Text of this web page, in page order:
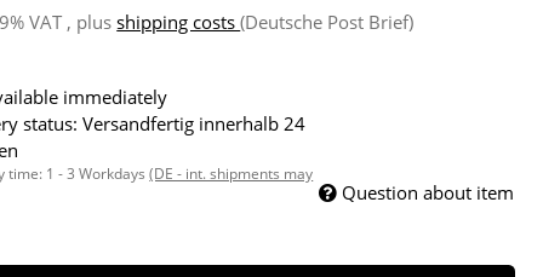
VAT , plusshipping costs(Deutsche Post Brief)
immediately
status: Versandfertig innerhalb 24
time: 1 - 3 Workdays(DE - int. shipments may
Question about item